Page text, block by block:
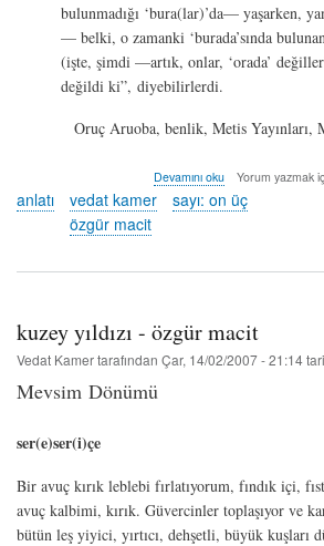
bulunmadığı ‘bura(lar)’da— yaşarken,
— belki, o zamanki ‘burada’sında
(işte, şimdi —artık, onlar, ‘orada’
değildi ki”, diyebilirlerdi.
Oruç Aruoba, benlik, Metis Yayınları,
pusula
-
özgür
vedat
Devamını oku Yorum yazmak
anlatı
vedat kamer
özgür macit
sayı: on üç
kuzey yıldızı - özgür macit
Vedat Kamertarafından Çar, 14/02/2007 - 21:14
Mevsim Dönümü
ser(e)ser(i)çe
Bir avuç kırık leblebi fırlatıyorum, fındık içi,
avuç kalbimi, kırık. Güvercinler toplaşıyor ve
bütün leş yiyici, yırtıcı, dehşetli, büyük kuşları